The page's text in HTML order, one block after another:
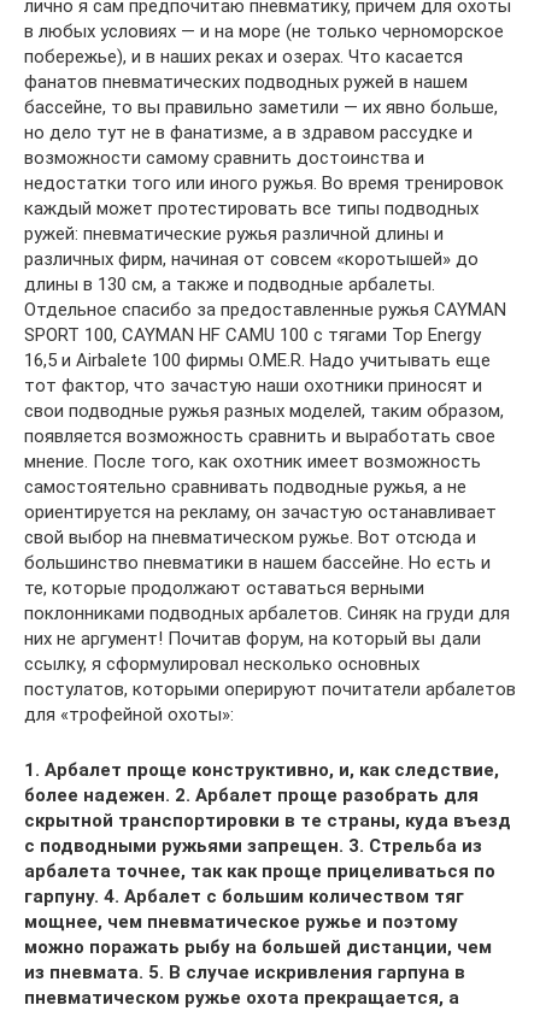
лично я сам предпочитаю пневматику, причем для охоты
в любых условиях — и на море (не только черноморское
побережье), и в наших реках и озерах. Что касается
фанатов пневматических подводных ружей в нашем
бассейне, то вы правильно заметили — их явно больше,
но дело тут не в фанатизме, а в здравом рассудке и
возможности самому сравнить достоинства и
недостатки того или иного ружья. Во время тренировок
каждый может протестировать все типы подводных
ружей: пневматические ружья различной длины и
различных фирм, начиная от совсем «коротышей» до
длины в 130 см, а также и подводные арбалеты.
Отдельное спасибо за предоставленные ружья CAYMAN
SPORT 100, CAYMAN HF CAMU 100 с тягами Top Energy
16,5 и Airbalete 100 фирмы O.ME.R. Надо учитывать еще
тот фактор, что зачастую наши охотники приносят и
свои подводные ружья разных моделей, таким образом,
появляется возможность сравнить и выработать свое
мнение. После того, как охотник имеет возможность
самостоятельно сравнивать подводные ружья, а не
ориентируется на рекламу, он зачастую останавливает
свой выбор на пневматическом ружье. Вот отсюда и
большинство пневматики в нашем бассейне. Но есть и
те, которые продолжают оставаться верными
поклонниками подводных арбалетов. Синяк на груди для
них не аргумент! Почитав форум, на который вы дали
ссылку, я сформулировал несколько основных
постулатов, которыми оперируют почитатели арбалетов
для «трофейной охоты»:
1. Арбалет проще конструктивно, и, как следствие,
более надежен. 2. Арбалет проще разобрать для
скрытной транспортировки в те страны, куда въезд
с подводными ружьями запрещен. 3. Стрельба из
арбалета точнее, так как проще прицеливаться по
гарпуну. 4. Арбалет с большим количеством тяг
мощнее, чем пневматическое ружье и поэтому
можно поражать рыбу на большей дистанции, чем
из пневмата. 5. В случае искривления гарпуна в
пневматическом ружье охота прекращается, а